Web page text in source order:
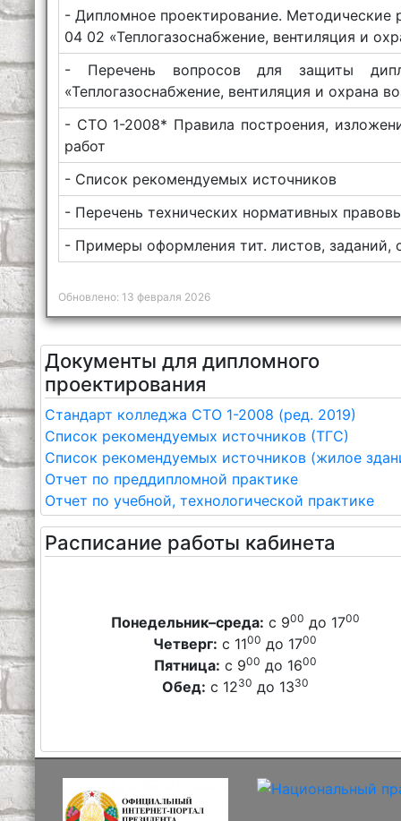
- Дипломное проектирование. Методические
04 02 «Теплогазоснабжение, вентиляция и
- Перечень вопросов для защиты
«Теплогазоснабжение, вентиляция и охрана
- СТО 1-2008* Правила построения,
работ
- Список рекомендуемых источников
- Перечень технических нормативных
- Примеры оформления тит. листов, заданий,
Обновлено: 13 февраля 2026
Документы для дипломного
проектирования
Стандарт колледжа СТО 1-2008 (ред. 2019)
Список рекомендуемых источников (ТГС)
Список рекомендуемых источников (жилое
Отчет по преддипломной практике
Отчет по учебной, технологической практике
Расписание работы кабинета
Понедельник–среда: с 900 до 1700
Четверг: с 1100 до 1700
Пятница: с 900 до 1600
Обед: с 1230 до 1330